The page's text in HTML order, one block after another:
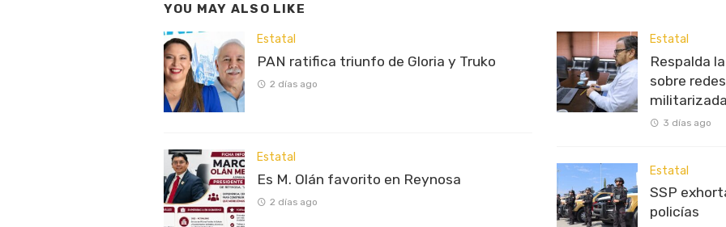
YOU MAY ALSO LIKE
Estatal
PAN ratifica triunfo de Gloria y Truko
2 días ago
Estatal
Es M. Olán favorito en Reynosa
2 días ago
Estatal
Respalda
sobre
3 días ago
Estatal
SSP
policías